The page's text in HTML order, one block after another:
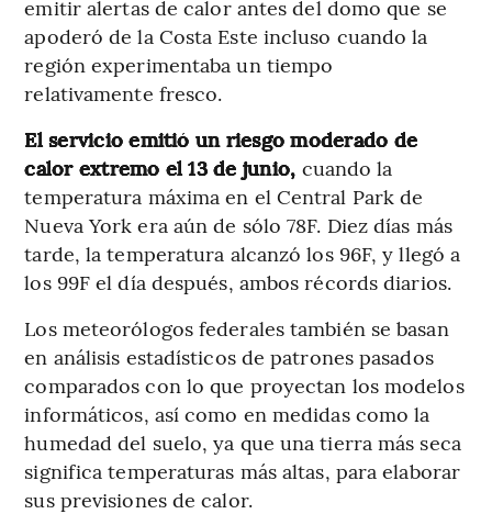
emitir alertas de calor antes del domo que se
apoderó de la Costa Este incluso cuando la
región experimentaba un tiempo
relativamente fresco.
El servicio emitió un riesgo moderado de
calor extremo el 13 de junio, cuando la
temperatura máxima en el Central Park de
Nueva York era aún de sólo 78F. Diez días más
tarde, la temperatura alcanzó los 96F, y llegó a
los 99F el día después, ambos récords diarios.
Los meteorólogos federales también se basan
en análisis estadísticos de patrones pasados
comparados con lo que proyectan los modelos
informáticos, así como en medidas como la
humedad del suelo, ya que una tierra más seca
significa temperaturas más altas, para elaborar
sus previsiones de calor.